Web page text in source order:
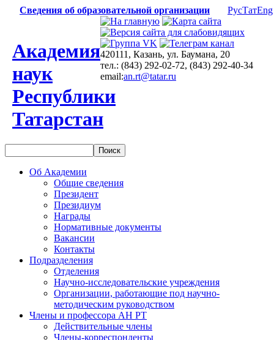
Сведения об образовательной организации РусТатEng
Академия
наук
Республики
Татарстан
420111, Казань, ул. Баумана, 20
тел.: (843) 292-02-72, (843) 292-40-34
email:an.rt@tatar.ru
Об Академии
Общие сведения
Президент
Президиум
Награды
Нормативные документы
Вакансии
Контакты
Подразделения
Отделения
Научно-исследовательские учреждения
Организации, работающие под научно-
методическим руководством
Члены и профессора АН РТ
Действительные члены
Члены-корреспонденты